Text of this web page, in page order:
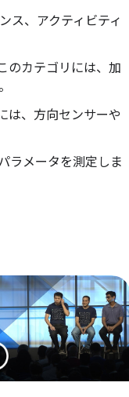
ス、アクティビティ
のカテゴリには、加
は、方向センサーや
ラメータを測定しま